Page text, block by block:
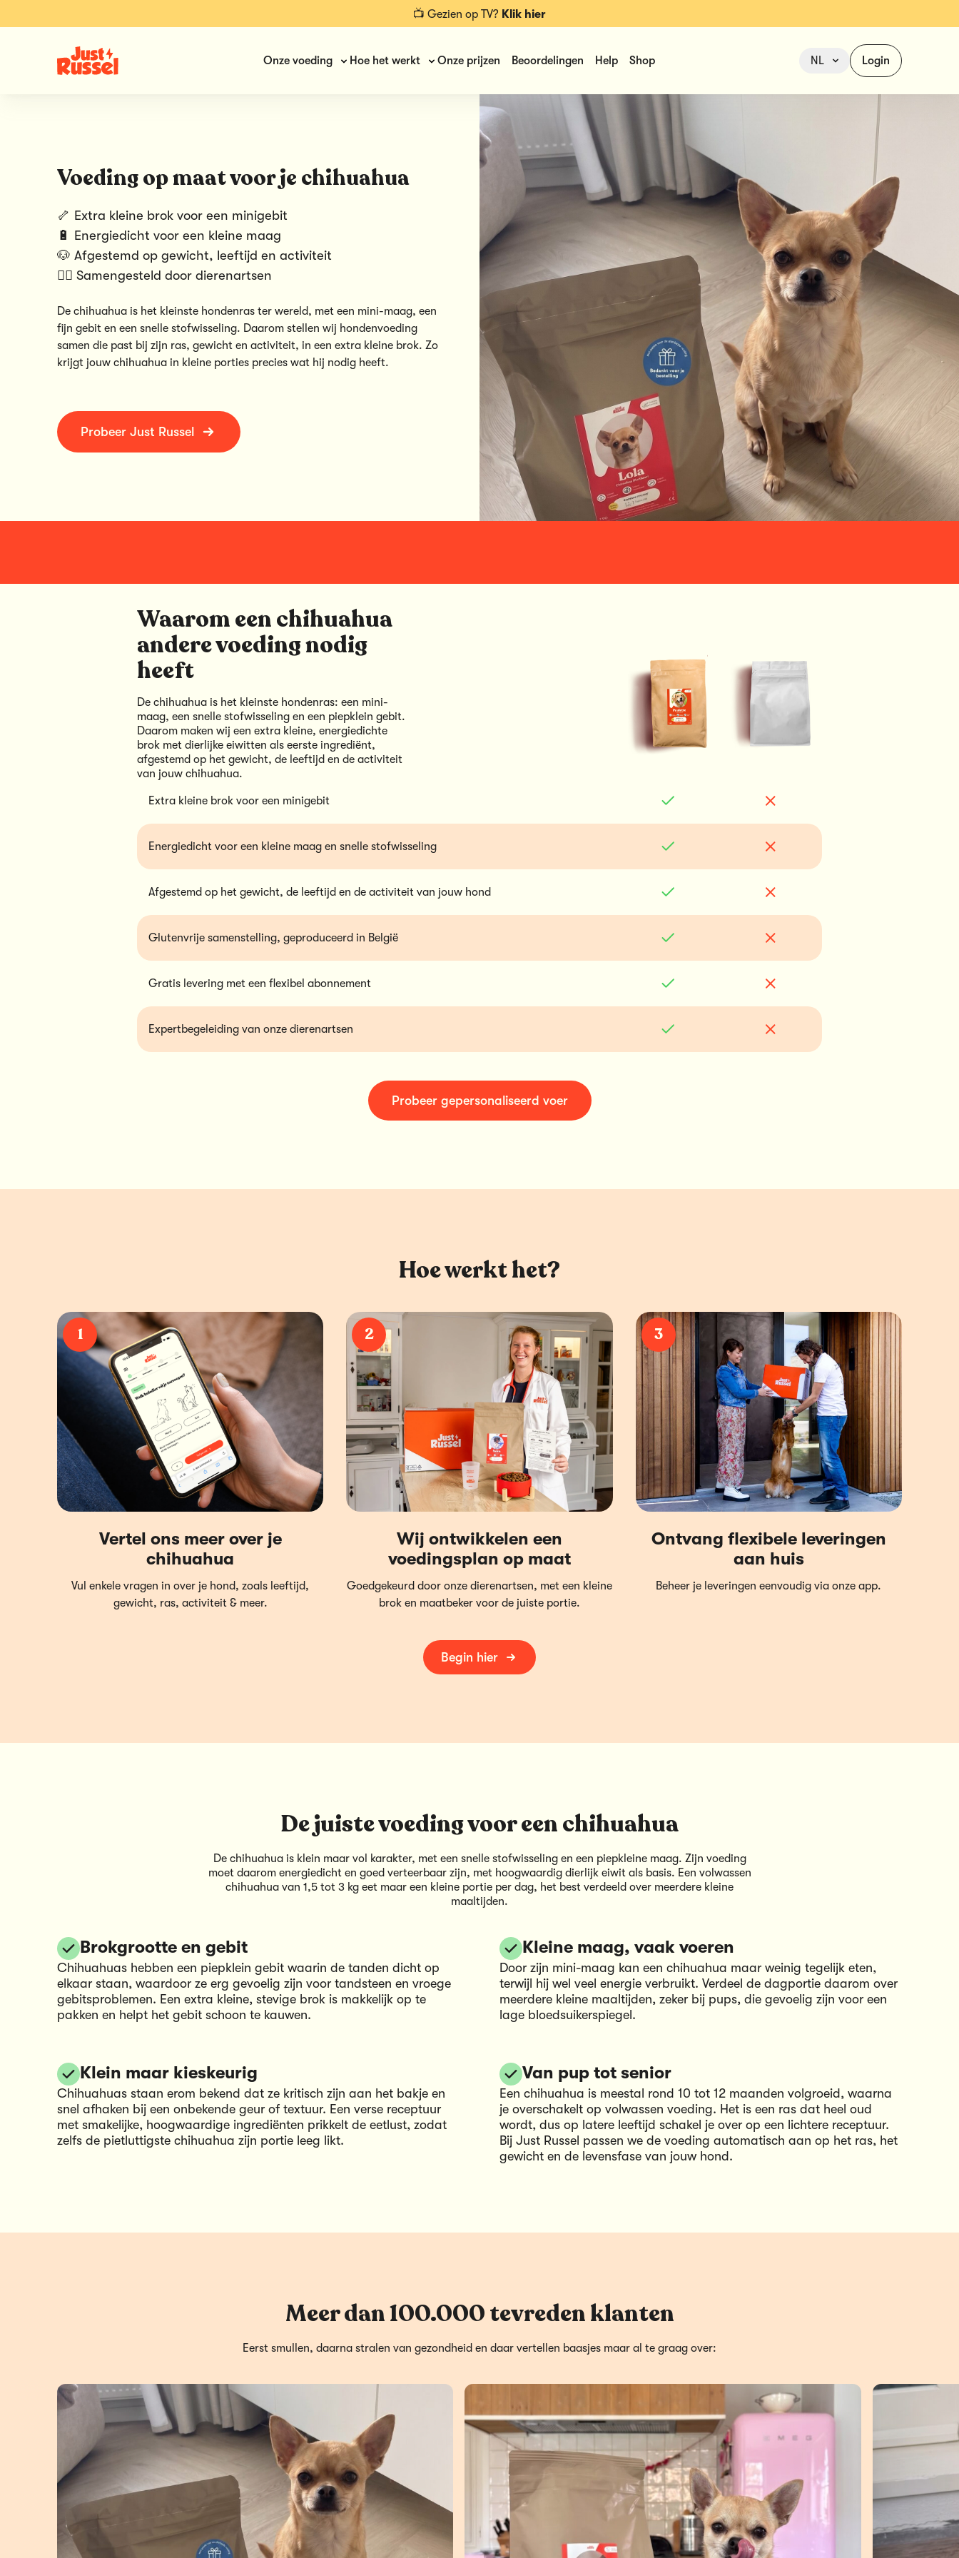
📺 Gezien op TV? Klik hier
Onze voeding Hoe het werkt Onze prijzen Beoordelingen Help Shop NL Login
Voeding op maat voor je chihuahua
🦴 Extra kleine brok voor een minigebit
🔋 Energiedicht voor een kleine maag
🐶 Afgestemd op gewicht, leeftijd en activiteit
👨‍⚕️ Samengesteld door dierenartsen
De chihuahua is het kleinste hondenras ter wereld, met een mini-maag, een
fijn gebit en een snelle stofwisseling. Daarom stellen wij hondenvoeding
samen die past bij zijn ras, gewicht en activiteit, in een extra kleine brok. Zo
krijgt jouw chihuahua in kleine porties precies wat hij nodig heeft.
Probeer Just Russel
Waarom een chihuahua
andere voeding nodig
heeft
De chihuahua is het kleinste hondenras: een mini-
maag, een snelle stofwisseling en een piepklein gebit.
Daarom maken wij een extra kleine, energiedichte
brok met dierlijke eiwitten als eerste ingrediënt,
afgestemd op het gewicht, de leeftijd en de activiteit
van jouw chihuahua.
Extra kleine brok voor een minigebit
Energiedicht voor een kleine maag en snelle stofwisseling
Afgestemd op het gewicht, de leeftijd en de activiteit van jouw hond
Glutenvrije samenstelling, geproduceerd in België
Gratis levering met een flexibel abonnement
Expertbegeleiding van onze dierenartsen
Probeer gepersonaliseerd voer
Hoe werkt het?
1
Vertel ons meer over je
chihuahua
Vul enkele vragen in over je hond, zoals leeftijd,
gewicht, ras, activiteit & meer.
2
Wij ontwikkelen een
voedingsplan op maat
Goedgekeurd door onze dierenartsen, met een kleine
brok en maatbeker voor de juiste portie.
3
Ontvang flexibele leveringen
aan huis
Beheer je leveringen eenvoudig via onze app.
Begin hier
De juiste voeding voor een chihuahua
De chihuahua is klein maar vol karakter, met een snelle stofwisseling en een piepkleine maag. Zijn voeding
moet daarom energiedicht en goed verteerbaar zijn, met hoogwaardig dierlijk eiwit als basis. Een volwassen
chihuahua van 1,5 tot 3 kg eet maar een kleine portie per dag, het best verdeeld over meerdere kleine
maaltijden.
Brokgrootte en gebit
Chihuahuas hebben een piepklein gebit waarin de tanden dicht op
elkaar staan, waardoor ze erg gevoelig zijn voor tandsteen en vroege
gebitsproblemen. Een extra kleine, stevige brok is makkelijk op te
pakken en helpt het gebit schoon te kauwen.
Kleine maag, vaak voeren
Door zijn mini-maag kan een chihuahua maar weinig tegelijk eten,
terwijl hij wel veel energie verbruikt. Verdeel de dagportie daarom over
meerdere kleine maaltijden, zeker bij pups, die gevoelig zijn voor een
lage bloedsuikerspiegel.
Klein maar kieskeurig
Chihuahuas staan erom bekend dat ze kritisch zijn aan het bakje en
snel afhaken bij een onbekende geur of textuur. Een verse receptuur
met smakelijke, hoogwaardige ingrediënten prikkelt de eetlust, zodat
zelfs de pietluttigste chihuahua zijn portie leeg likt.
Van pup tot senior
Een chihuahua is meestal rond 10 tot 12 maanden volgroeid, waarna
je overschakelt op volwassen voeding. Het is een ras dat heel oud
wordt, dus op latere leeftijd schakel je over op een lichtere receptuur.
Bij Just Russel passen we de voeding automatisch aan op het ras, het
gewicht en de levensfase van jouw hond.
Meer dan 100.000 tevreden klanten
Eerst smullen, daarna stralen van gezondheid en daar vertellen baasjes maar al te graag over: